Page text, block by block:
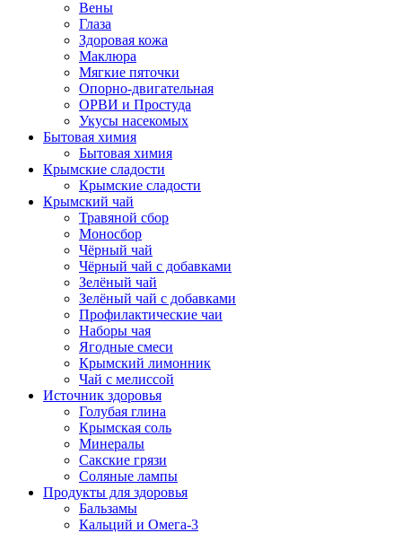
Вены
Глаза
Здоровая кожа
Маклюра
Мягкие пяточки
Опорно-двигательная
ОРВИ и Простуда
Укусы насекомых
Бытовая химия
Бытовая химия
Крымские сладости
Крымские сладости
Крымский чай
Травяной сбор
Моносбор
Чёрный чай
Чёрный чай с добавками
Зелёный чай
Зелёный чай с добавками
Профилактические чаи
Наборы чая
Ягодные смеси
Крымский лимонник
Чай с мелиссой
Источник здоровья
Голубая глина
Крымская соль
Минералы
Сакские грязи
Соляные лампы
Продукты для здоровья
Бальзамы
Кальций и Омега-3